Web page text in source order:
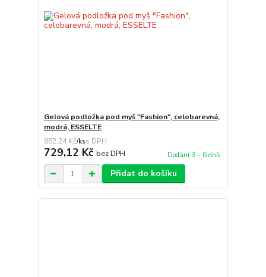
Gelová podložka pod myš "Fashion", celobarevná,
modrá, ESSELTE
882,24 Kč/ks
729,12 Kč bez DPH Dodání 3 – 6 dnů
Přidat do košíku